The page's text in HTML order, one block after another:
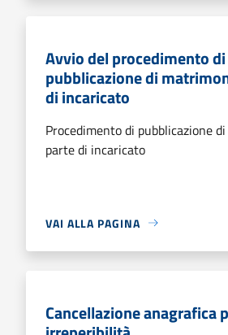
Avvio del procedimento di
pubblicazione di
di incaricato
Procedimento di pubblicazione
parte di incaricato
VAI ALLA PAGINA
Cancellazione anagrafica